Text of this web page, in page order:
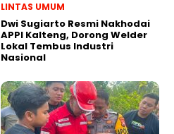
LINTAS UMUM
Dwi Sugiarto Resmi Nakhodai
APPI Kalteng, Dorong Welder
Lokal Tembus Industri
Nasional